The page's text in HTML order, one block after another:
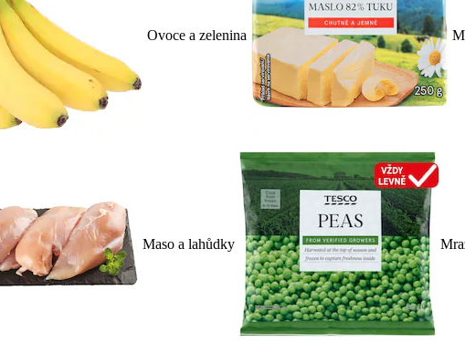
Ovoce a zelenina
Maso a lahůdky